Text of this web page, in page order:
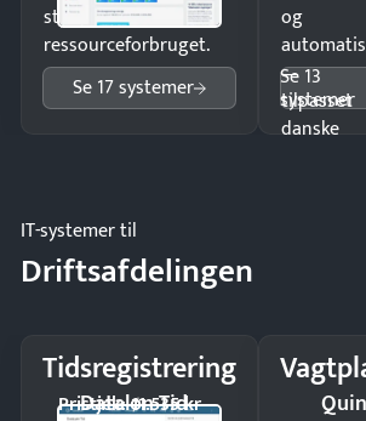
styr på
ressourceforbruget.
Se 17 systemer
og
—
tilpasset
danske
Se 13
systemer
IT-systemer til
Driftsafdelingen
Tidsregistrering
Dataløn Tid
Pristjek: 11.535 kr